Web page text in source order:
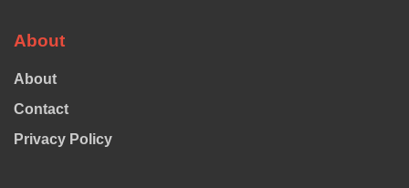
About
About
Contact
Privacy Policy